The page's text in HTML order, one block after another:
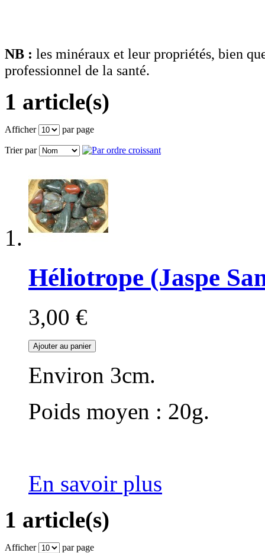
NB : les minéraux et leur propriétés, bien
professionnel de la santé.
1 article(s)
Afficher par page
Trier par
Héliotrope (Jaspe
3,00 €
Ajouter au panier
Environ 3cm.
Poids moyen : 20g.
En savoir plus
1 article(s)
Afficher par page